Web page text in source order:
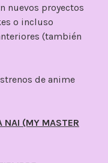
nuevos proyectos
o incluso
(también
de anime
NAI (MY MASTER